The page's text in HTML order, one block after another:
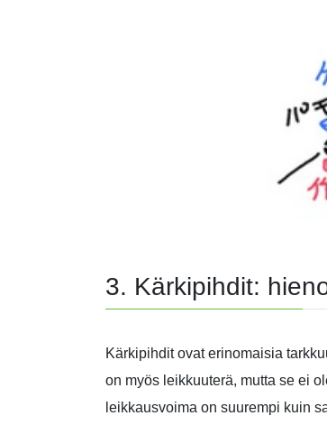
3. Kärkipihdit:
Kärkipihdit ovat erinomaisia
on myös leikkuuterä, mutta se ei
leikkausvoima on suurempi kuin